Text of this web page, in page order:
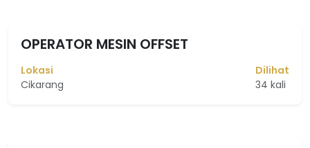
OPERATOR MESIN OFFSET
Lokasi
Cikarang
Dilihat
34 kali